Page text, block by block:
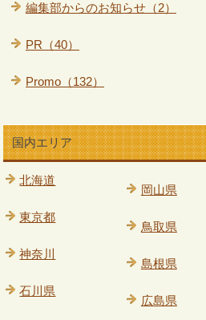
編集部からのお知らせ（2）
PR（40）
Promo（132）
国内エリア
北海道
東京都
神奈川
石川県
岡山県
鳥取県
島根県
広島県